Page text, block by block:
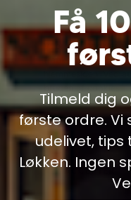
Vi bruger cookies
trafikmåling. Vi
hjemmesiden. Ved
brugen af cookies.
Læs mere
Få
Tilmeld dig
første ordre. Vi
udelivet, tips
Løkken. Ingen